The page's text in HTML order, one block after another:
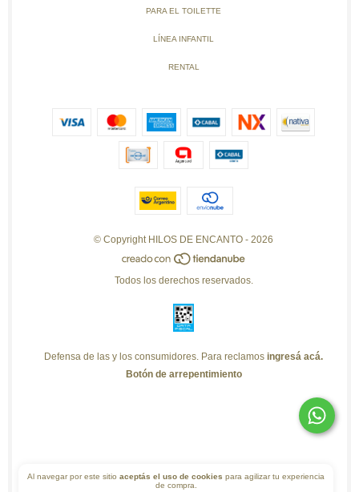
Al navegar por este sitioaceptás el uso de cookies para agilizar tu experiencia
de compra.
PARA EL TOILETTE
LÍNEA INFANTIL
RENTAL
© Copyright HILOS DE ENCANTO - 2026
Todos los derechos reservados.
Defensa de las y los consumidores. Para reclamos ingresá acá.
Botón de arrepentimiento